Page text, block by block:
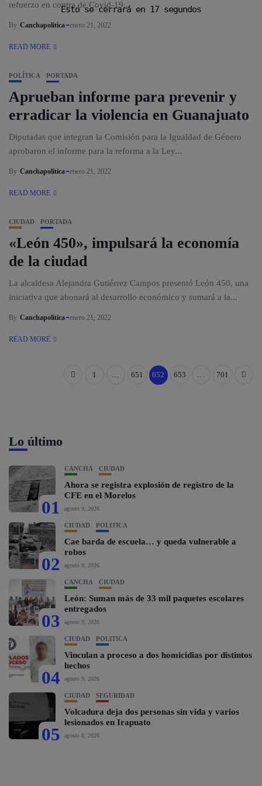
refuerzo en contra de Covid-19...
By Canchapolitica enero 21, 2022
READ MORE
POLÍTICA PORTADA
Aprueban informe para prevenir y
erradicar la violencia en Guanajuato
Diputadas que integran la Comisión para la Igualdad de Género
aprobaron el informe para la reforma a la Ley...
By Canchapolitica enero 21, 2022
READ MORE
CIUDAD PORTADA
«León 450», impulsará la economía
de la ciudad
La alcaldesa Alejandra Gutiérrez Campos presentó León 450, una
iniciativa que abonará al desarrollo económico y sumará a la...
By Canchapolitica enero 21, 2022
READ MORE
1 … 651 652 653 … 701
Lo último
01
CANCHA CIUDAD
Ahora se registra explosión de registro de la
CFE en el Morelos
agosto 9, 2026
02
CIUDAD POLÍTICA
Cae barda de escuela… y queda vulnerable a
robos
agosto 9, 2026
03
CANCHA CIUDAD
León: Suman más de 33 mil paquetes escolares
entregados
agosto 9, 2026
04
CIUDAD POLÍTICA
Vinculan a proceso a dos homicidias por distintos
hechos
agosto 9, 2026
05
CIUDAD SEGURIDAD
Volcadura deja dos personas sin vida y varios
lesionados en Irapuato
agosto 8, 2026
Esto se cerrará en 16 segundos